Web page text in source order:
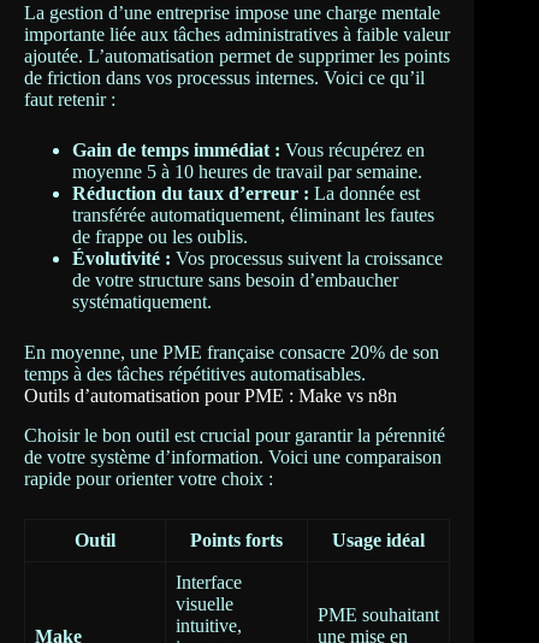
La gestion d’une entreprise impose une charge mentale
importante liée aux tâches administratives à faible valeur
ajoutée. L’automatisation permet de supprimer les points
de friction dans vos processus internes. Voici ce qu’il
faut retenir :
Gain de temps immédiat : Vous récupérez en
moyenne 5 à 10 heures de travail par semaine.
Réduction du taux d’erreur : La donnée est
transférée automatiquement, éliminant les fautes
de frappe ou les oublis.
Évolutivité : Vos processus suivent la croissance
de votre structure sans besoin d’embaucher
systématiquement.
En moyenne, une PME française consacre 20% de son
temps à des tâches répétitives automatisables.
Outils d’automatisation pour PME : Make vs n8n
Choisir le bon outil est crucial pour garantir la pérennité
de votre système d’information. Voici une comparaison
rapide pour orienter votre choix :
Outil Points forts Usage idéal
Make
Interface
visuelle
intuitive,
PME souhaitant
une mise en